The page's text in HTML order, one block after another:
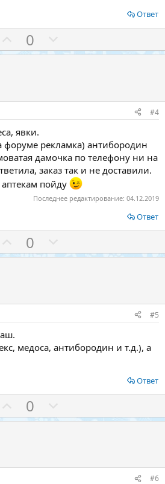
Ответ
а
0
р
и
#4
явки.
форуме рекламка) антибородин
дамочка по телефону ни на
заказ так и не доставили.
пойду
Последнее редактирование: 04.12.2019
Ответ
а
0
р
и
#5
медоса, антибородин и т.д.), а
Ответ
а
0
р
и
#6